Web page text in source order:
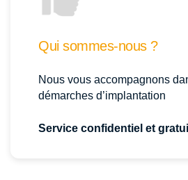
Qui sommes-nous ?
Nous vous accompagnons
démarches d’implantation
Service confidentiel et